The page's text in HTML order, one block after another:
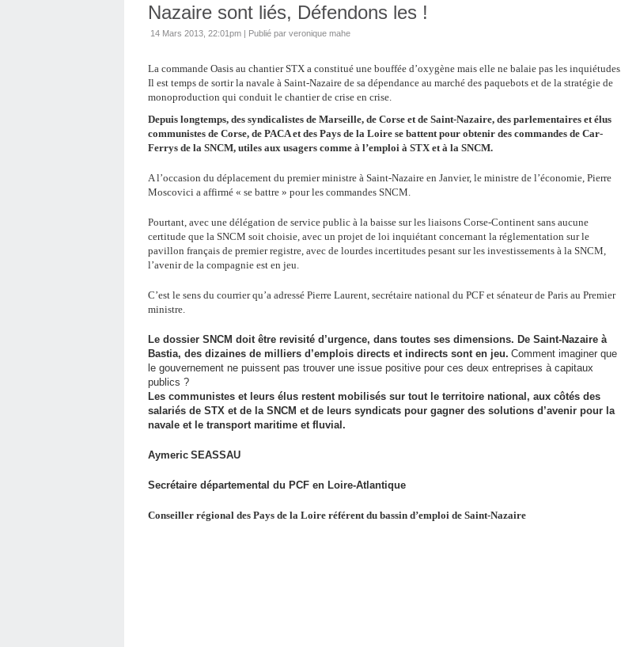
Nazaire sont liés, Défendons les !
14 Mars 2013, 22:01pm | Publié par veronique mahe
La commande Oasis au chantier STX a constitué une bouffée d’oxygène mais elle ne balaie pas les inquiétudes.
Il est temps de sortir la navale à Saint-Nazaire de sa dépendance au marché des paquebots et de la stratégie de
monoproduction qui conduit le chantier de crise en crise.
Depuis longtemps, des syndicalistes de Marseille, de Corse et de Saint-Nazaire, des parlementaires et élus
communistes de Corse, de PACA et des Pays de la Loire se battent pour obtenir des commandes de Car-
Ferrys de la SNCM, utiles aux usagers comme à l’emploi à STX et à la SNCM.
A l’occasion du déplacement du premier ministre à Saint-Nazaire en Janvier, le ministre de l’économie, Pierre
Moscovici a affirmé « se battre » pour les commandes SNCM.
Pourtant, avec une délégation de service public à la baisse sur les liaisons Corse-Continent sans aucune
certitude que la SNCM soit choisie, avec un projet de loi inquiétant concernant la réglementation sur le
pavillon français de premier registre, avec de lourdes incertitudes pesant sur les investissements à la SNCM,
l’avenir de la compagnie est en jeu.
C’est le sens du courrier qu’a adressé Pierre Laurent, secrétaire national du PCF et sénateur de Paris au Premier
ministre.
Le dossier SNCM doit être revisité d’urgence, dans toutes ses dimensions. De Saint-Nazaire à
Bastia, des dizaines de milliers d’emplois directs et indirects sont en jeu. Comment imaginer que
le gouvernement ne puissent pas trouver une issue positive pour ces deux entreprises à capitaux
publics ?
Les communistes et leurs élus restent mobilisés sur tout le territoire national, aux côtés des
salariés de STX et de la SNCM et de leurs syndicats pour gagner des solutions d’avenir pour la
navale et le transport maritime et fluvial.
Aymeric SEASSAU
Secrétaire départemental du PCF en Loire-Atlantique
Conseiller régional des Pays de la Loire référent du bassin d’emploi de Saint-Nazaire